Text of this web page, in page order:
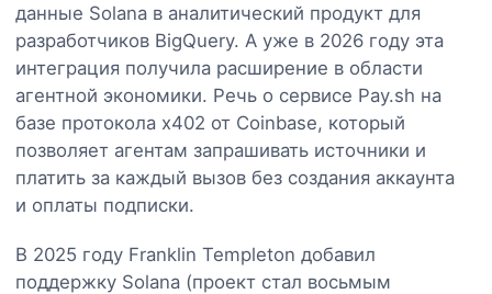
данные Solana в аналитический продукт для
разработчиков BigQuery. А уже в 2026 году эта
интеграция получила расширение в области
агентной экономики. Речь о сервисе Pay.sh на
базе протокола x402 от Coinbase, который
позволяет агентам запрашивать источники и
платить за каждый вызов без создания аккаунта
и оплаты подписки.
В 2025 году Franklin Templeton добавил
поддержку Solana (проект стал восьмым